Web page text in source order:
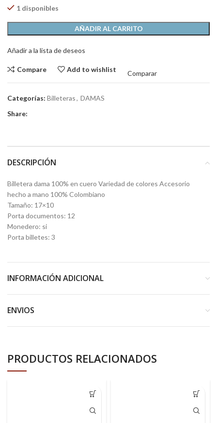
1 disponibles
AÑADIR AL CARRITO
Añadir a la lista de deseos
Compare Add to wishlist
Comparar
Categorías: Billeteras, DAMAS
Share:
DESCRIPCIÓN
Billetera dama 100% en cuero Variedad de colores Accesorio
hecho a mano 100% Colombiano
Tamaño: 17×10
Porta documentos: 12
Monedero: si
Porta billetes: 3
INFORMACIÓN ADICIONAL
ENVIOS
PRODUCTOS RELACIONADOS